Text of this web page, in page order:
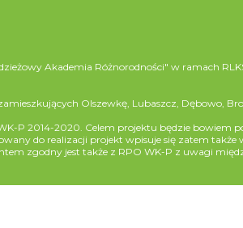
Akademia Różnorodności" w ramach
Olszewkę, Lubaszcz, Dębowo,
P 2014-2020. Celem projektu będzie bowiem
do realizacji projekt wpisuje się zatem także
zgodny jest także z RPO WK-P z uwagi